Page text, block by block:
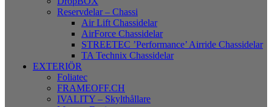
Reservdelar – Chassi
Air Lift Chassidelar
AirForce Chassidelar
STREETEC ’Performance’ Airride Chassidelar
TA Technix Chassidelar
EXTERIÖR
Foliatec
FRAMEOFF.CH
IVALITY – Skylthållare